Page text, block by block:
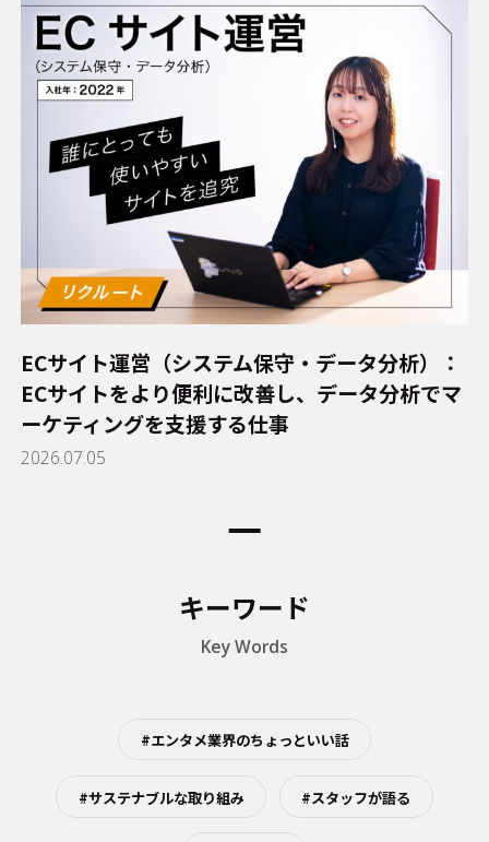
ECサイト運営（システム保守・データ分析）：
ECサイトをより便利に改善し、データ分析でマ
ーケティングを支援する仕事
2026.07.05
キーワード
Key Words
#エンタメ業界のちょっといい話
#サステナブルな取り組み #スタッフが語る